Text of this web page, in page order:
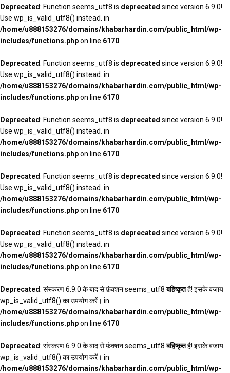
Deprecated: Function seems_utf8 is deprecated since version 6.9.0!
Use wp_is_valid_utf8() instead. in
/home/u888153276/domains/khabarhardin.com/public_html/wp-
includes/functions.phpon line 6170
Deprecated: Function seems_utf8 is deprecated since version 6.9.0!
Use wp_is_valid_utf8() instead. in
/home/u888153276/domains/khabarhardin.com/public_html/wp-
includes/functions.phpon line 6170
Deprecated: Function seems_utf8 is deprecated since version 6.9.0!
Use wp_is_valid_utf8() instead. in
/home/u888153276/domains/khabarhardin.com/public_html/wp-
includes/functions.phpon line 6170
Deprecated: Function seems_utf8 is deprecated since version 6.9.0!
Use wp_is_valid_utf8() instead. in
/home/u888153276/domains/khabarhardin.com/public_html/wp-
includes/functions.phpon line 6170
Deprecated: Function seems_utf8 is deprecated since version 6.9.0!
Use wp_is_valid_utf8() instead. in
/home/u888153276/domains/khabarhardin.com/public_html/wp-
includes/functions.phpon line 6170
Deprecated: संस्करण 6.9.0 के बाद से फ़ंक्शन seems_utf8बहिष्कृतहै! इसके बजाय
wp_is_valid_utf8() का उपयोग करें। in
/home/u888153276/domains/khabarhardin.com/public_html/wp-
includes/functions.phpon line 6170
Deprecated: संस्करण 6.9.0 के बाद से फ़ंक्शन seems_utf8बहिष्कृतहै! इसके बजाय
wp_is_valid_utf8() का उपयोग करें। in
/home/u888153276/domains/khabarhardin.com/public_html/wp-